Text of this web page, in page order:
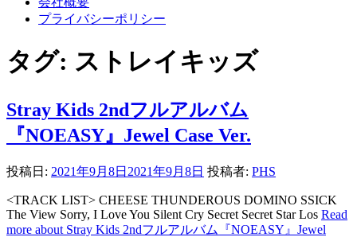
プライバシーポリシー
タグ: ストレイキッズ
Stray Kids 2ndフルアルバム
『NOEASY』Jewel Case Ver.
投稿日: 2021年9月8日 2021年9月8日 投稿者: PHS
<TRACK LIST> CHEESE THUNDEROUS DOMINO SSICK
The View Sorry, I Love You Silent Cry Secret Secret Star Los Read
more about Stray Kids 2ndフルアルバム『NOEASY』Jewel